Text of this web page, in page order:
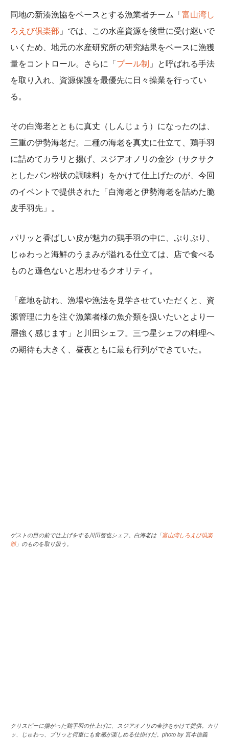
同地の新湊漁協をベースとする漁業者チーム「 富山湾し
ろえび倶楽部 」では、この水産資源を後世に受け継いで
いくため、地元の水産研究所の研究結果をベースに漁獲
量をコントロール。さらに「 プール制 」と呼ばれる手法
を取り入れ、資源保護を最優先に日々操業を行ってい
る。
その白海老とともに真丈（しんじょう）になったのは、
三重の伊勢海老だ。二種の海老を真丈に仕立て、鶏手羽
に詰めてカラリと揚げ、スジアオノリの金沙（サクサク
としたパン粉状の調味料）をかけて仕上げたのが、今回
のイベントで提供された「白海老と伊勢海老を詰めた脆
皮手羽先」。
パリッと香ばしい皮が魅力の鶏手羽の中に、ぷりぷり、
じゅわっと海鮮のうまみが溢れる仕立ては、店で食べる
ものと遜色ないと思わせるクオリティ。
「産地を訪れ、漁場や漁法を見学させていただくと、資
源管理に力を注ぐ漁業者様の魚介類を扱いたいとより一
層強く感じます」と川田シェフ。三つ星シェフの料理へ
の期待も大きく、昼夜ともに最も行列ができていた。
ゲストの目の前で仕上げをする川田智也シェフ。白海老は「富山湾しろえび倶楽
部」のものを取り扱う。
クリスピーに揚がった鶏手羽の仕上げに、スジアオノリの金沙をかけて提供。カリ
ッ、じゅわっ、プリッと何重にも食感が楽しめる仕掛けだ。photo by 宮本信義